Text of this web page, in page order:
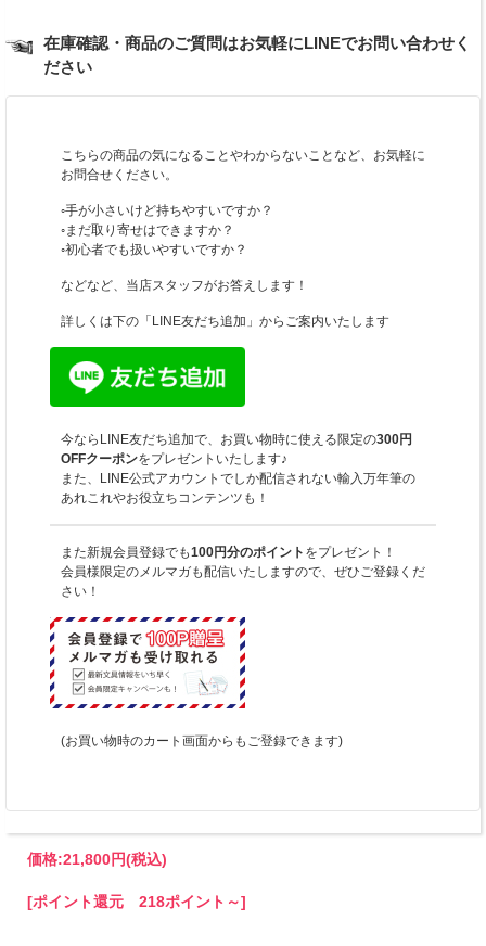
在庫確認・商品のご質問はお気軽にLINEでお問い合わせく
ださい
こちらの商品の気になることやわからないことなど、お気軽に
お問合せください。
◦手が小さいけど持ちやすいですか？
◦まだ取り寄せはできますか？
◦初心者でも扱いやすいですか？
などなど、当店スタッフがお答えします！
詳しくは下の「LINE友だち追加」からご案内いたします
今ならLINE友だち追加で、お買い物時に使える限定の300円
OFFクーポンをプレゼントいたします♪
また、LINE公式アカウントでしか配信されない輸入万年筆の
あれこれやお役立ちコンテンツも！
また新規会員登録でも100円分のポイント をプレゼント！
会員様限定のメルマガも配信いたしますので、ぜひご登録くだ
さい！
(お買い物時のカート画面からもご登録できます)
価格:21,800円(税込)
[ポイント還元 218ポイント～]